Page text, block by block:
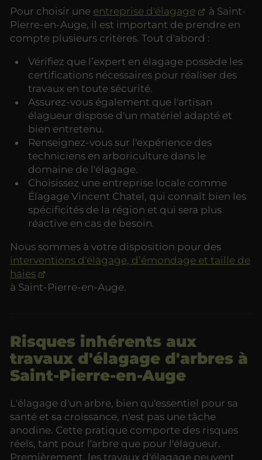
Pour choisir une entreprise d'élagage
à Saint-
Pierre-en-Auge, il est important de prendre en
compte plusieurs critères. Tout d'abord :
Vérifiez que l’expert en élagage possède les
certifications nécessaires pour réaliser des
travaux en toute sécurité.
Assurez-vous également que l'artisan
élagueur dispose d'un matériel adapté et
bien entretenu.
Renseignez-vous sur l'expérience des
techniciens en arboriculture dans le
domaine de l'élagage.
Choisissez une entreprise locale comme
Élagage Vincent Chatel, qui connaît bien les
spécificités de la région et qui sera plus
réactive en cas de besoin.
Nous sommes à votre disposition pour des
interventions d'élagage, d’émondage et taille de
haies
à Saint-Pierre-en-Auge.
Risques inhérents aux
travaux d'élagage d'arbres à
Saint-Pierre-en-Auge
L'élagage d'un arbre, bien qu'essentiel pour sa
santé et sa croissance, n'est pas une tâche
anodine. Cette pratique comporte des risques
réels, tant pour l'arbre que pour l'élagueur.
Premièrement, les travaux d'élagage peuvent